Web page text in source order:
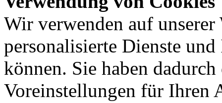
Wir verwenden auf
personalisierte Dienste
können. Sie haben
Voreinstellungen für Ihren